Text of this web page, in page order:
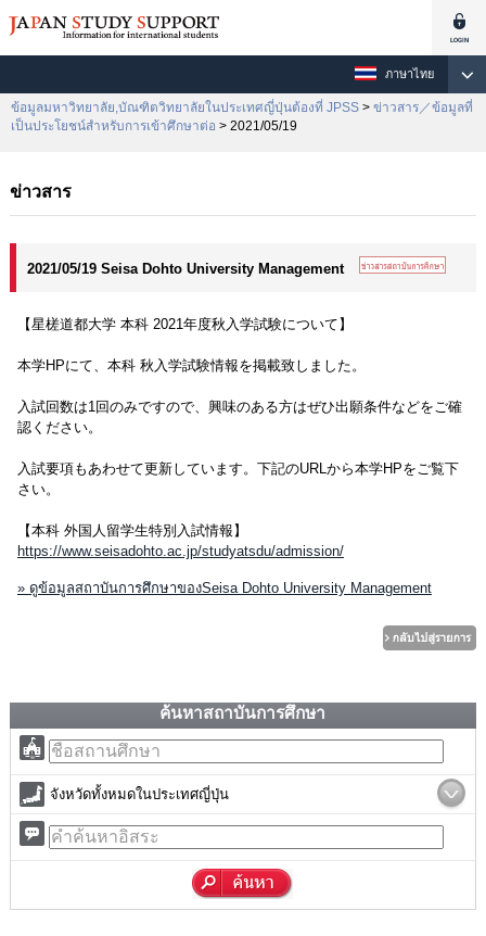
ภาษาไทย
ข้อมูลมหาวิทยาลัย,บัณฑิตวิทยาลัยในประเทศญี่ปุ่นต้องที่ JPSS > ข่าวสาร／ข้อมูลที่
เป็นประโยชน์สำหรับการเข้าศึกษาต่อ > 2021/05/19
ข่าวสาร
2021/05/19 Seisa Dohto University Management
【星槎道都大学 本科 2021年度秋入学試験について】
本学HPにて、本科 秋入学試験情報を掲載致しました。
入試回数は1回のみですので、興味のある方はぜひ出願条件などをご確
認ください。
入試要項もあわせて更新しています。下記のURLから本学HPをご覧下
さい。
【本科 外国人留学生特別入試情報】
https://www.seisadohto.ac.jp/studyatsdu/admission/
» ดูข้อมูลสถาบันการศึกษาของSeisa Dohto University Management
ค้นหาสถาบันการศึกษา
จังหวัดทั้งหมดในประเทศญี่ปุ่น